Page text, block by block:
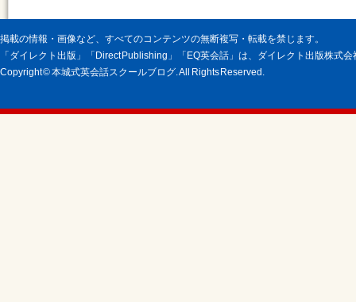
掲載の情報・画像など、すべてのコンテンツの無断複写・転載を禁じます。
「ダイレクト出版」「Direct Publishing」「EQ英会話」は、ダイレクト出版株式
Copyright © 本城式英会話スクールブログ. All Rights Reserved.